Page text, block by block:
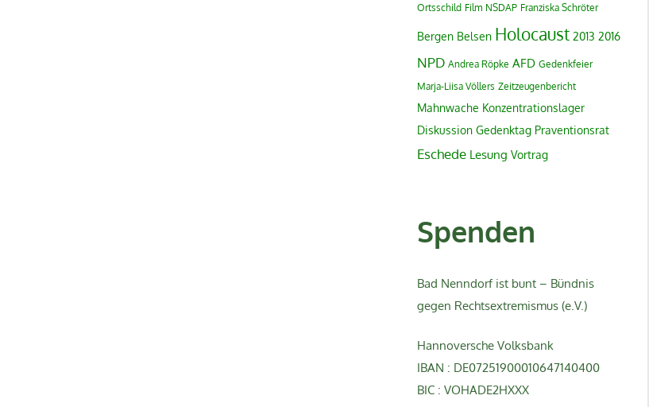
Ortsschild Film NSDAP Franziska Schröter
Bergen Belsen Holocaust 2013 2016
NPD Andrea Röpke AFD Gedenkfeier
Marja-Liisa Völlers Zeitzeugenbericht
Mahnwache Konzentrationslager
Diskussion Gedenktag Praventionsrat
Eschede Lesung Vortrag
Spenden
Bad Nenndorf ist bunt – Bündnis
gegen Rechtsextremismus (e.V.)
Hannoversche Volksbank
IBAN : DE07251900010647140400
BIC : VOHADE2HXXX